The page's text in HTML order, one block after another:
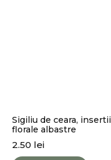
Sigiliu de ceara, insertii
florale albastre
2.50 lei